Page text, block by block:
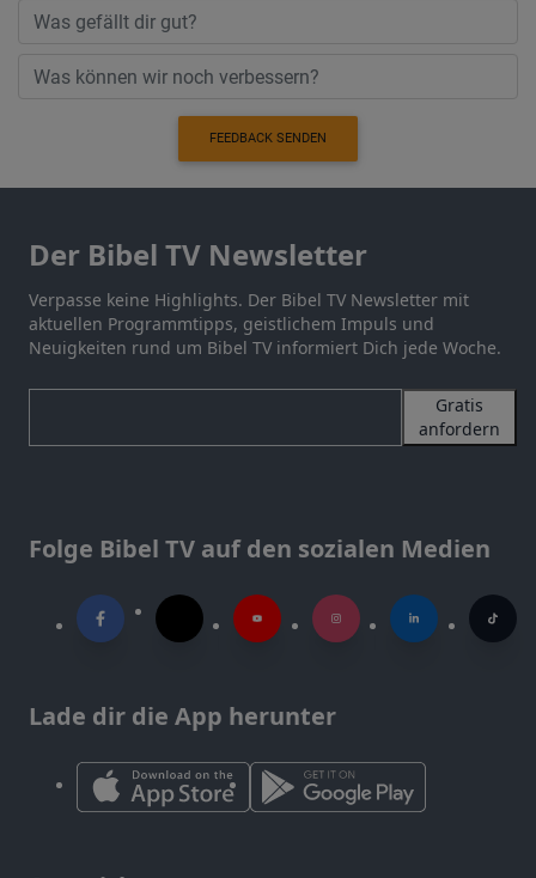
FEEDBACK SENDEN
Der Bibel TV Newsletter
Verpasse keine Highlights. Der Bibel TV Newsletter mit
aktuellen Programmtipps, geistlichem Impuls und
Neuigkeiten rund um Bibel TV informiert Dich jede Woche.
Gratis
anfordern
Folge Bibel TV auf den sozialen Medien
Lade dir die App herunter